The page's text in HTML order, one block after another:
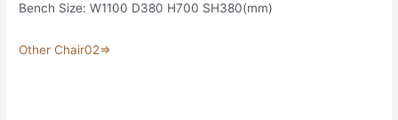
Bench Size: W1100 D380 H700 SH380(mm)
Other Chair02⇒